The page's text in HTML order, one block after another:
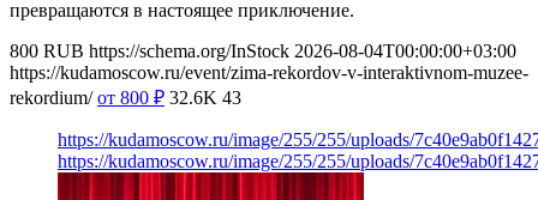
превращаются в настоящее приключение.
800 RUB https://schema.org/InStock 2026-08-04T00:00:00+03:00
https://kudamoscow.ru/event/zima-rekordov-v-interaktivnom-muzee-
rekordium/ от 800 ₽ 32.6K 43
https://kudamoscow.ru/image/255/255/uploads/
https://kudamoscow.ru/image/255/255/uploads/